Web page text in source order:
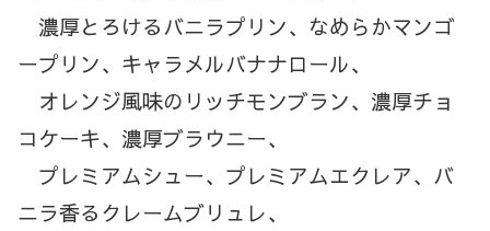
濃厚とろけるバニラプリン、なめらかマンゴ
ープリン、キャラメルバナナロール、
オレンジ風味のリッチモンブラン、濃厚チョ
コケーキ、濃厚ブラウニー、
プレミアムシュー、プレミアムエクレア、バ
ニラ香るクレームブリュレ、